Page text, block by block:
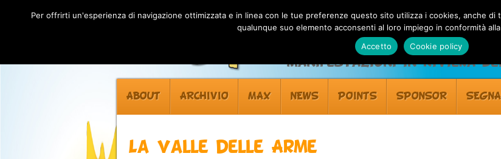
Manifestazioni in Riviera
ABOUT ARCHIVIO MAX NEWS POINTS SPONSOR
La valle delle Arme
Per offrirti un'esperienza di navigazione ottimizzata e in linea con le tue preferenze questo sito utilizza i cookies, anche
qualunque suo elemento acconsenti al loro impiego in conformità
Accetto
Cookie policy